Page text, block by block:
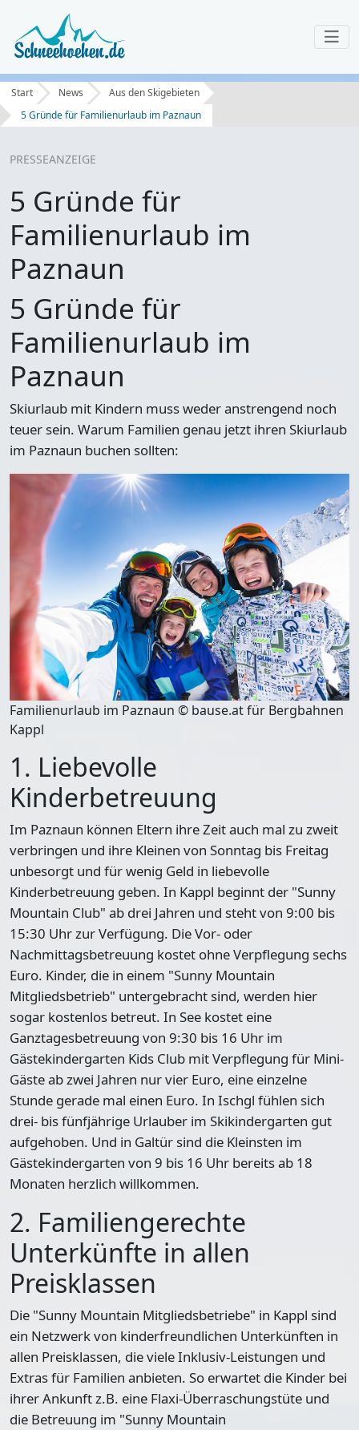
Start News
Aus den Skigebieten
5 Gründe für Familienurlaub im Paznaun
PRESSEANZEIGE
5 Gründe für
Familienurlaub im
Paznaun
5 Gründe für
Familienurlaub im
Paznaun
Skiurlaub mit Kindern muss weder anstrengend noch
teuer sein. Warum Familien genau jetzt ihren Skiurlaub
im Paznaun buchen sollten:
Familienurlaub im Paznaun © bause.at für Bergbahnen
Kappl
1. Liebevolle
Kinderbetreuung
Im Paznaun können Eltern ihre Zeit auch mal zu zweit
verbringen und ihre Kleinen von Sonntag bis Freitag
unbesorgt und für wenig Geld in liebevolle
Kinderbetreuung geben. In Kappl beginnt der "Sunny
Mountain Club" ab drei Jahren und steht von 9:00 bis
15:30 Uhr zur Verfügung. Die Vor- oder
Nachmittagsbetreuung kostet ohne Verpflegung sechs
Euro. Kinder, die in einem "Sunny Mountain
Mitgliedsbetrieb" untergebracht sind, werden hier
sogar kostenlos betreut. In See kostet eine
Ganztagesbetreuung von 9:30 bis 16 Uhr im
Gästekindergarten Kids Club mit Verpflegung für Mini-
Gäste ab zwei Jahren nur vier Euro, eine einzelne
Stunde gerade mal einen Euro. In Ischgl fühlen sich
drei- bis fünfjährige Urlauber im Skikindergarten gut
aufgehoben. Und in Galtür sind die Kleinsten im
Gästekindergarten von 9 bis 16 Uhr bereits ab 18
Monaten herzlich willkommen.
2. Familiengerechte
Unterkünfte in allen
Preisklassen
Die "Sunny Mountain Mitgliedsbetriebe" in Kappl sind
ein Netzwerk von kinderfreundlichen Unterkünften in
allen Preisklassen, die viele Inklusiv-Leistungen und
Extras für Familien anbieten. So erwartet die Kinder bei
ihrer Ankunft z.B. eine Flaxi-Überraschungstüte und
die Betreuung im "Sunny Mountain